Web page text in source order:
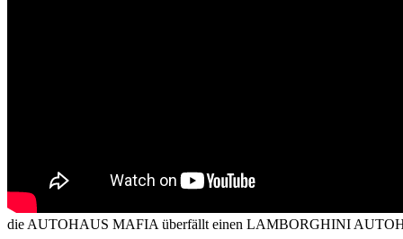
die AUTOHAUS MAFIA überfällt einen LAMBORGHINI